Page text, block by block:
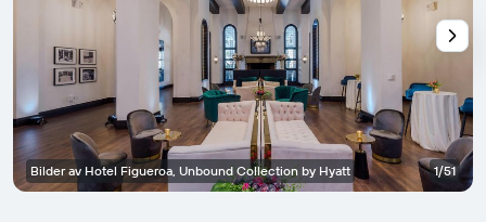
Bilder av Hotel Figueroa, Unbound Collection by Hyatt 1/51